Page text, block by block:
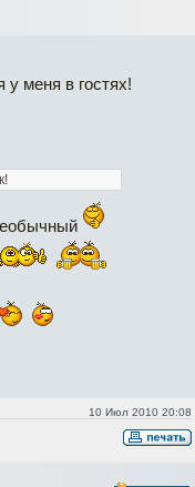
меня в гостях!
10 Июл 2010 20:08